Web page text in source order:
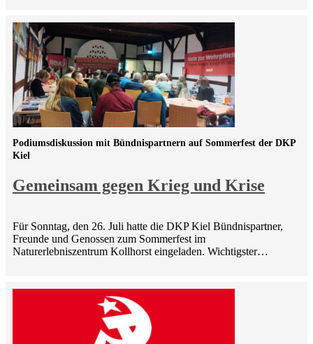
Gemeinsam gegen Krieg und Krise
Podiumsdiskussion mit Bündnispartnern auf Sommerfest der DKP
Kiel
Für Sonntag, den 26. Juli hatte die DKP Kiel Bündnispartner,
Freunde und Genossen zum Sommerfest im
Naturerlebniszentrum Kollhorst eingeladen. Wichtigster…